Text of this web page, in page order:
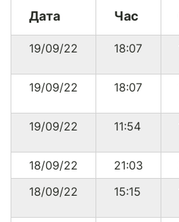
Дата Час
19/09/22 18:07
19/09/22
18:07
19/09/22
11:54
18/09/22
21:03
18/09/22
15:15